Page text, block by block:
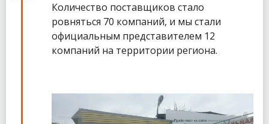
Количество поставщиков стало
ровняться 70 компаний, и мы стали
официальным представителем 12
компаний на территории региона.